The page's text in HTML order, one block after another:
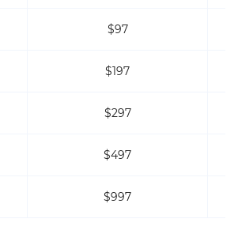
$97
$197
$297
$497
$997